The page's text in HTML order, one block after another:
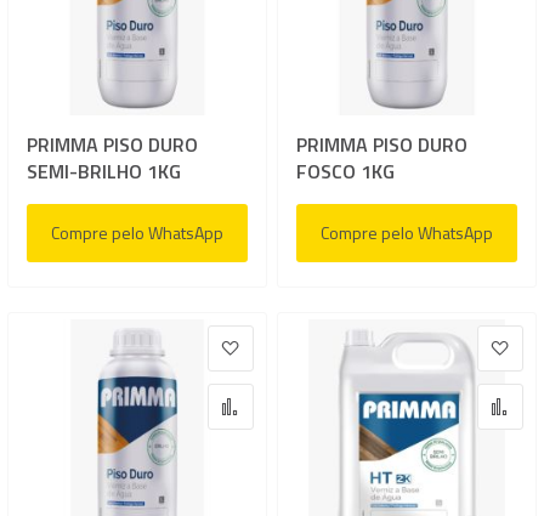
PRIMMA PISO DURO
SEMI-BRILHO 1KG
Compre pelo WhatsApp
PRIMMA PISO DURO
FOSCO 1KG
Compre pelo WhatsApp
Adicionar à lista de desejos
Adicionar para Comparar